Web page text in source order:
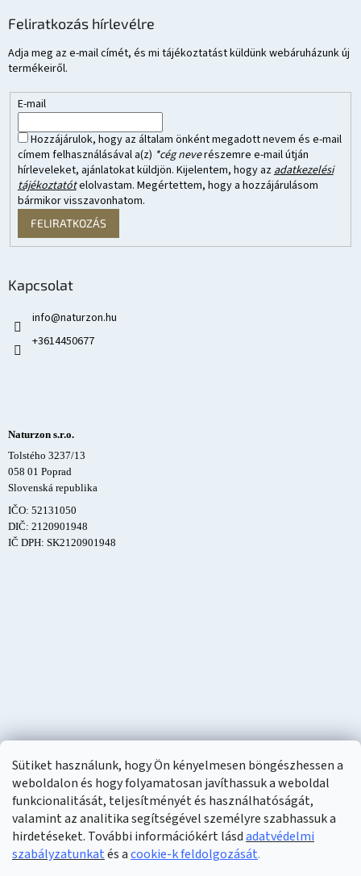
Sütiket használunk, hogy Ön kényelmesen böngészhessen a
weboldalon és hogy folyamatosan javíthassuk a weboldal
funkcionalitását, teljesítményét és használhatóságát,
valamint az analitika segítségével személyre szabhassuk a
hirdetéseket. További információkért lásdadatvédelmi
szabályzatunkatés acookie-k feldolgozását.
Feliratkozás hírlevélre
Adja meg az e-mail címét, és mi tájékoztatást küldünk webáruházunk új
termékeiről.
E-mail
Hozzájárulok, hogy az általam önként megadott nevem és e-mail
címem felhasználásával a(z) *cég neverészemre e-mail útján
hírleveleket, ajánlatokat küldjön. Kijelentem, hogy az adatkezelési
tájékoztatótelolvastam. Megértettem, hogy a hozzájárulásom
bármikor visszavonhatom.
FELIRATKOZÁS
Kapcsolat
info@naturzon.hu
+3614450677
Naturzon s.r.o.
Tolstého 3237/13
058 01 Poprad
Slovenská republika
IČO: 52131050
DIČ: 2120901948
IČ DPH: SK2120901948